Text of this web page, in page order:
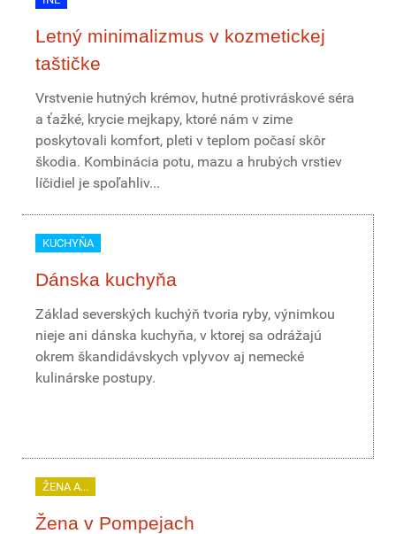
Letný minimalizmus v kozmetickej
taštičke
Vrstvenie hutných krémov, hutné protivráskové séra
a ťažké, krycie mejkapy, ktoré nám v zime
poskytovali komfort, pleti v teplom počasí skôr
škodia. Kombinácia potu, mazu a hrubých vrstiev
líčidiel je spoľahliv...
KUCHYŇA
Dánska kuchyňa
Základ severských kuchýň tvoria ryby, výnimkou
nieje ani dánska kuchyňa, v ktorej sa odrážajú
okrem škandidávskych vplyvov aj nemecké
kulinárske postupy.
ŽENA A...
Žena v Pompejach